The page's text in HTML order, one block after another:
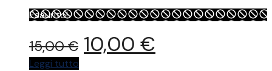
Esaurito!
15,00€ Il
10,00 €
Leggi tutto